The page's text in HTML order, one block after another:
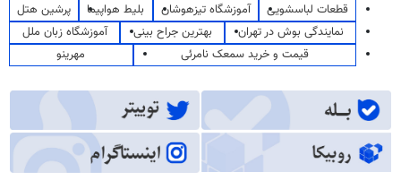
قطعات لباسشویی
آموزشگاه تیزهوشان بلیط هواپیما
پرشین هتل
نمایندگی بوش در تهران
بهترین جراح بینی
آموزشگاه زبان ملل
قیمت و خرید سمعک نامرئی
مهرینو